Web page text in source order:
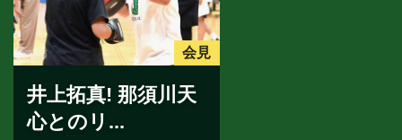
会見
井上拓真! 那須川天
心とのリ...